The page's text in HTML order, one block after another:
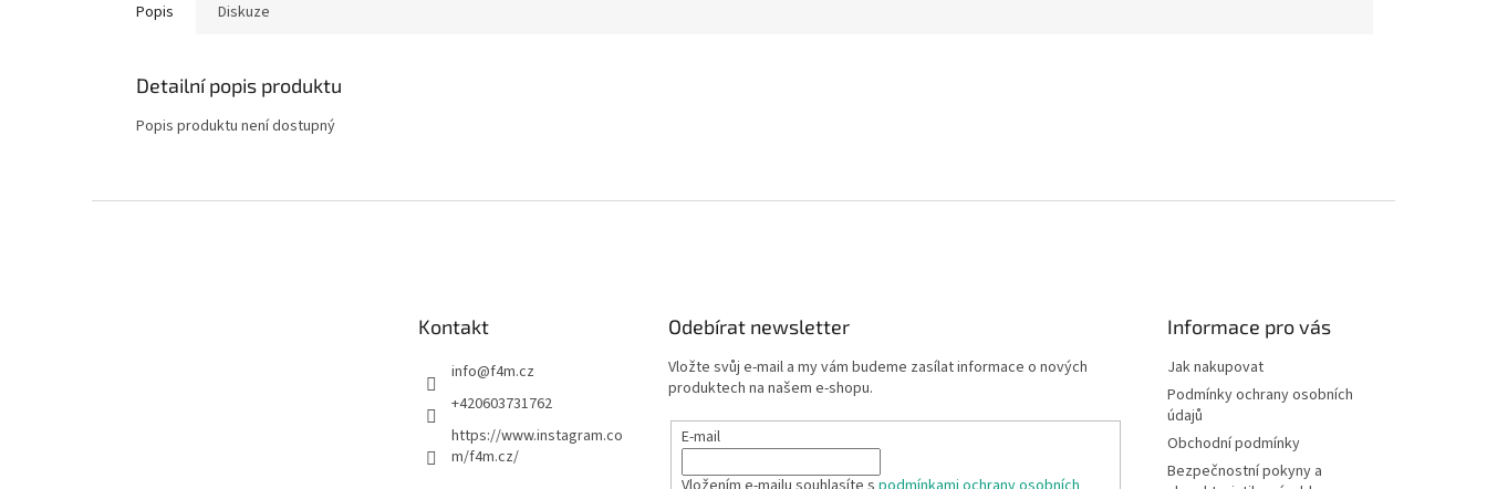
Popis Diskuze
Detailní popis produktu
Popis produktu není dostupný
Kontakt
info@f4m.cz
+420603731762
https://www.instagram.co
m/f4m.cz/
Odebírat newsletter
Vložte svůj e-mail a my vám budeme zasílat informace o nových
produktech na našem e-shopu.
E-mail
Informace pro vás
Jak nakupovat
Podmínky ochrany osobních
údajů
Obchodní podmínky
Bezpečnostní pokyny a